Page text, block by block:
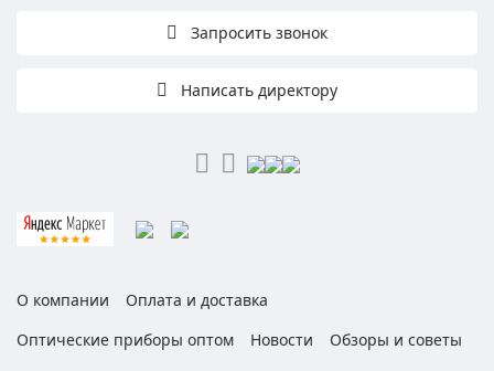
Запросить звонок
Написать директору
О компании
Оплата и доставка
Оптические приборы оптом
Новости
Обзоры и советы